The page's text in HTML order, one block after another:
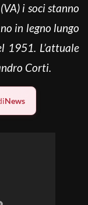
i soci stanno
in legno lungo
1951. L’attuale
Corti.
News